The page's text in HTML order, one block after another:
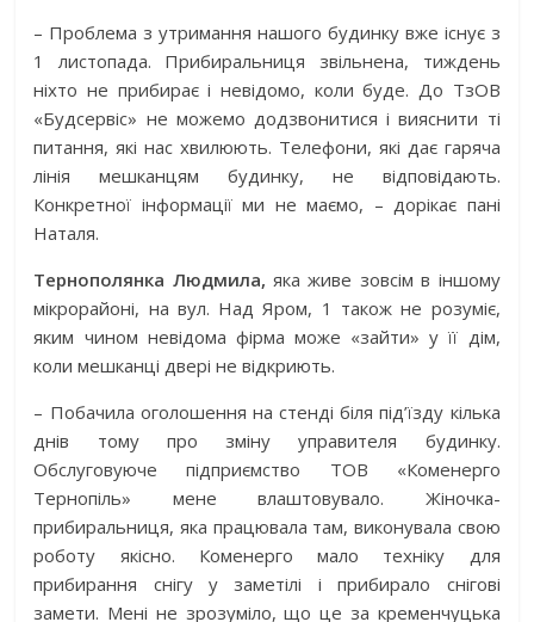
– Проблема з утримання нашого будинку вже існує з
1 листопада. Прибиральниця звільнена, тиждень
ніхто не прибирає і невідомо, коли буде. До ТзОВ
«Будсервіс» не можемо додзвонитися і вияснити ті
питання, які нас хвилюють. Телефони, які дає гаряча
лінія мешканцям будинку, не відповідають.
Конкретної інформації ми не маємо, – дорікає пані
Наталя.
Тернополянка Людмила,яка живе зовсім в іншому
мікрорайоні, на вул. Над Яром, 1 також не розуміє,
яким чином невідома фірма може «зайти» у її дім,
коли мешканці двері не відкриють.
– Побачила оголошення на стенді біля під’їзду кілька
днів тому про зміну управителя будинку.
Обслуговуюче підприємство ТОВ «Коменерго
Тернопіль» мене влаштовувало. Жіночка-
прибиральниця, яка працювала там, виконувала свою
роботу якісно. Коменерго мало техніку для
прибирання снігу у заметілі і прибирало снігові
замети. Мені не зрозуміло, що це за кременчуцька